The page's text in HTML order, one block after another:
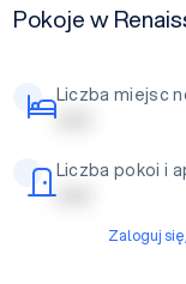
Pokoje w
Liczba miejsc
| | | | |
Liczba pokoi i
| | | | |
Zaloguj